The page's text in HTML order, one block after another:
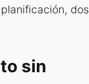
dos
sin